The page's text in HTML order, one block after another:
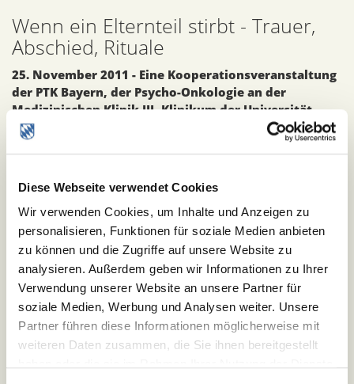
Diese Webseite verwendet Cookies
Wir verwenden Cookies, um Inhalte und Anzeigen zu
personalisieren, Funktionen für soziale Medien anbieten
zu können und die Zugriffe auf unsere Website zu
analysieren. Außerdem geben wir Informationen zu Ihrer
Verwendung unserer Website an unsere Partner für
soziale Medien, Werbung und Analysen weiter. Unsere
Partner führen diese Informationen möglicherweise mit
weiteren Daten zusammen, die Sie ihnen bereitgestellt
Wenn ein Elternteil stirbt - Trauer,
Abschied, Rituale
25. November 2011 - Eine Kooperationsveranstaltung
der PTK Bayern, der Psycho-Onkologie an der
Medizinischen Klinik III,Klinikum der Universität
München
- Campus Großhadern sowie des lebensmut
e. V.
Eine Fortbildungsveranstaltung für
Anmeldung:
Anmeldung bitteper Fax oder E-Mailan:
Fax: 089- 7095 8665 oder
lebensmut@med.uni-muenchen.de
Sie erhalten keine schriftliche Anmeldungsbestätigung.
Die Anmeldung erfolgt nicht über die PTK Bayern!
Rückfragen: